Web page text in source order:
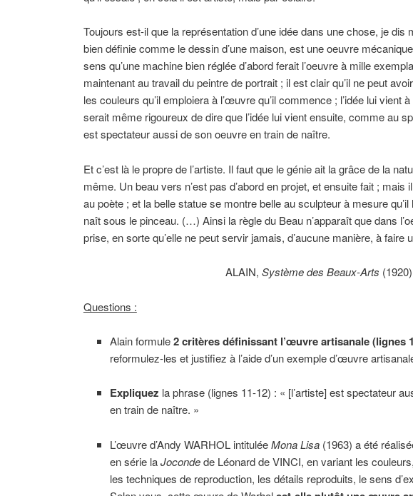
Toujours est-il que la représentation d’une idée dans une chose, je dis
bien définie comme le dessin d’une maison, est une oeuvre
sens qu’une machine bien réglée d’abord ferait l’oeuvre à mille
maintenant au travail du peintre de portrait ; il est clair qu’il ne peut
les couleurs qu’il emploiera à l’œuvre qu’il commence ; l’idée lui vient
serait même rigoureux de dire que l’idée lui vient ensuite, comme au
est spectateur aussi de son oeuvre en train de naître.
Et c’est là le propre de l’artiste. Il faut que le génie ait la grâce de la
même. Un beau vers n’est pas d’abord en projet, et ensuite fait ; mais
au poète ; et la belle statue se montre belle au sculpteur à mesure qu’il
naît sous le pinceau. (…) Ainsi la règle du Beau n’apparaît que dans
prise, en sorte qu’elle ne peut servir jamais, d’aucune manière, à faire
ALAIN,Système des Beaux-Arts
Questions :
Alain formule2 critères définissant l’œuvre artisanale (lignes
reformulez-les et justifiez à l’aide d’un exemple d’œuvre
Expliquez la phrase (lignes 11-12) : « [l’artiste] est spectateur
en train de naître. »
L’œuvre d’Andy WARHOL intituléeMona Lisa (1963) a été
en série laJocondede Léonard de VINCI, en variant les
les techniques de reproduction, les détails reproduits, le sens